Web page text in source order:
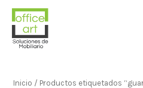
Inicio / Productos etiquetados